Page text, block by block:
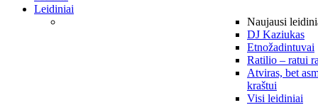
Leidiniai
Naujausi
DJ Kaziukas
Etnožadintuvai
Ratilio – ratui
Atviras, bet
kraštui
Visi leidiniai